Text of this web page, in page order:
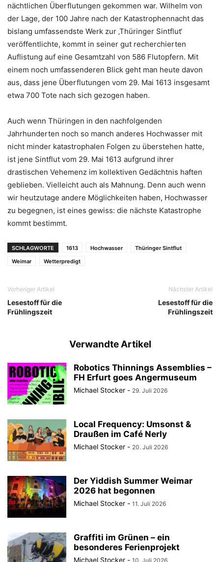
nächtlichen Überflutungen gekommen war. Wilhelm von
der Lage, der 100 Jahre nach der Katastrophennacht das
bislang umfassendste Werk zur ‚Thüringer Sintflut‘
veröffentlichte, kommt in seiner gut recherchierten
Auflistung auf eine Gesamtzahl von 586 Flutopfern. Mit
einem noch umfassenderen Blick geht man heute davon
aus, dass jene Überflutungen vom 29. Mai 1613 insgesamt
etwa 700 Tote nach sich gezogen haben.
Auch wenn Thüringen in den nachfolgenden
Jahrhunderten noch so manch anderes Hochwasser mit
nicht minder katastrophalen Folgen zu überstehen hatte,
ist jene Sintflut vom 29. Mai 1613 aufgrund ihrer
drastischen Vehemenz im kollektiven Gedächtnis haften
geblieben. Vielleicht auch als Mahnung. Denn auch wenn
wir heutzutage andere Möglichkeiten haben, Hochwasser
zu begegnen, ist eines gewiss: die nächste Katastrophe
kommt bestimmt.
SCHLAGWORTE 1613 Hochwasser
Thüringer Sintflut
Weimar
Wetterpredigt
Vorheriger Artikel
Lesestoff für die
Frühlingszeit
Nächster Artikel
Lesestoff für die
Frühlingszeit
Verwandte Artikel
Robotics Thinnings Assemblies –
FH Erfurt goes Angermuseum
Michael Stocker - 29. Juli 2026
Local Frequency: Umsonst &
Draußen im Café Nerly
Michael Stocker - 20. Juli 2026
Der Yiddish Summer Weimar
2026 hat begonnen
Michael Stocker - 11. Juli 2026
Graffiti im Grünen – ein
besonderes Ferienprojekt
Michael Stocker - 10. Juli 2026